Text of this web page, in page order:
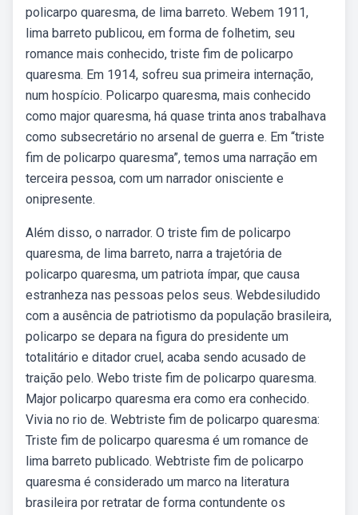
policarpo quaresma, de lima barreto. Webem 1911,
lima barreto publicou, em forma de folhetim, seu
romance mais conhecido, triste fim de policarpo
quaresma. Em 1914, sofreu sua primeira internação,
num hospício. Policarpo quaresma, mais conhecido
como major quaresma, há quase trinta anos trabalhava
como subsecretário no arsenal de guerra e. Em “triste
fim de policarpo quaresma”, temos uma narração em
terceira pessoa, com um narrador onisciente e
onipresente.
Além disso, o narrador. O triste fim de policarpo
quaresma, de lima barreto, narra a trajetória de
policarpo quaresma, um patriota ímpar, que causa
estranheza nas pessoas pelos seus. Webdesiludido
com a ausência de patriotismo da população brasileira,
policarpo se depara na figura do presidente um
totalitário e ditador cruel, acaba sendo acusado de
traição pelo. Webo triste fim de policarpo quaresma.
Major policarpo quaresma era como era conhecido.
Vivia no rio de. Webtriste fim de policarpo quaresma:
Triste fim de policarpo quaresma é um romance de
lima barreto publicado. Webtriste fim de policarpo
quaresma é considerado um marco na literatura
brasileira por retratar de forma contundente os